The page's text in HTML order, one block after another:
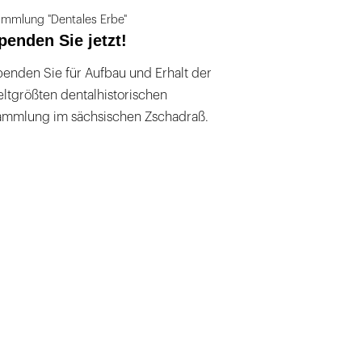
"Dentales Erbe"
Sie jetzt!
Sie für Aufbau und Erhalt der
dentalhistorischen
im sächsischen Zschadraß.